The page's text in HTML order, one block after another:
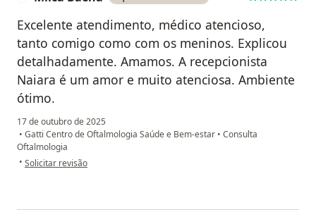
Excelente atendimento, médico atencioso,
tanto comigo como com os meninos. Explicou
detalhadamente. Amamos. A recepcionista
Naiara é um amor e muito atenciosa. Ambiente
ótimo.
17 de outubro de 2025
• Gatti Centro de Oftalmologia Saúde e Bem-estar • Consulta
Oftalmologia
• na opinião do utilizador Milca Baena
Solicitar revisão